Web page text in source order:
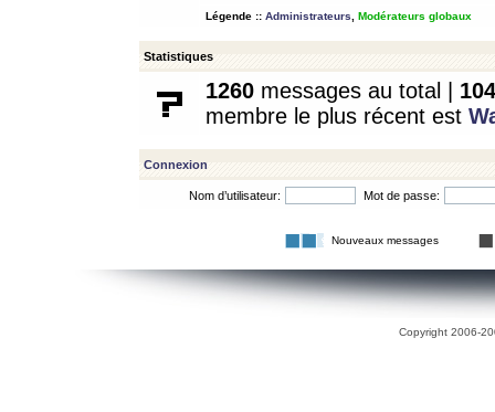
Légende :: Administrateurs Modérateurs globaux
Statistiques
1260 messages au total | 104
membre le plus récent est
Connexion
Nom d’utilisateur: Mot de passe:
Nouveaux messages
Copyright 2006-